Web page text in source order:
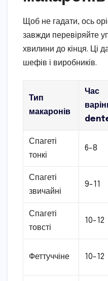
Щоб не гадати, ось
завжди перевіряйте
хвилини до кінця. Ці
шефів і виробників.
Тип
макаронів
Час
Спагеті
тонкі
6-8
Спагеті
звичайні
9-11
Спагеті
товсті
10-12
Феттуччіне 10-12